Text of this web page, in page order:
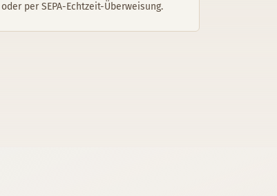
per SEPA-Echtzeit-Überweisung.